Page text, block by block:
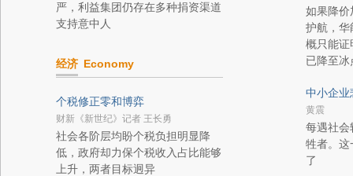
严，利益集团仍存在多种捐资渠道
支持意中人
经济 Economy
个税修正零和博弈
财新《新世纪》记者 王长勇
社会各阶层均盼个税负担明显降
低，政府却力保个税收入占比能够
上升，两者目标迥异
如果降价
护航，华
概只能证
已降至冰
中小企业
黄震
每遇社会
牲者。这
了